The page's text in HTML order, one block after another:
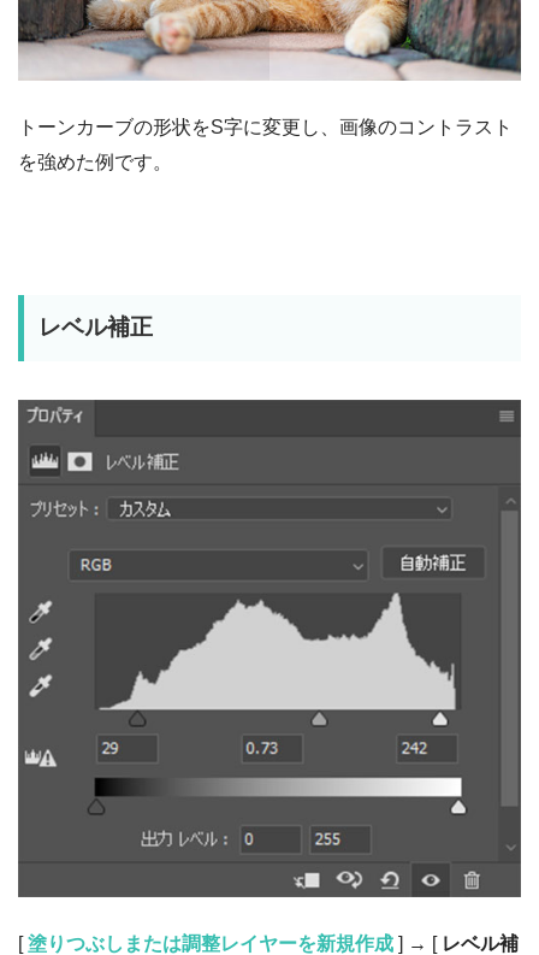
トーンカーブの形状をS字に変更し、画像のコントラスト
を強めた例です。
レベル補正
[塗りつぶしまたは調整レイヤーを新規作成 ] → [ レベル補